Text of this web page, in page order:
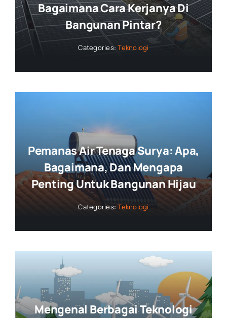
Bagaimana Cara Kerjanya Di
Bangunan Pintar?
Categories:Teknologi
Pemanas Air Tenaga Surya: Apa,
Bagaimana, Dan Mengapa
Penting Untuk Bangunan Hijau
Categories:Teknologi
Mengenal Berbagai Teknologi